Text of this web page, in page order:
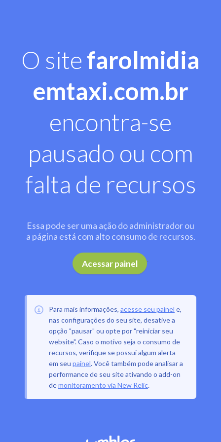
O site farolmidia
emtaxi.com.br
encontra-se
pausado ou com
falta de recursos
Essa pode ser uma ação do administrador ou
a página está com alto consumo de recursos.
Acessar painel .
Para mais informações, acesse seu painel e,
nas configurações do seu site, desative a
opção "pausar" ou opte por "reiniciar seu
website". Caso o motivo seja o consumo de
recursos, verifique se possui algum alerta
em seu painel. Você também pode analisar a
performance de seu site ativando o add-on
demonitoramento via New Relic.